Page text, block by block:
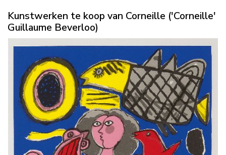
Kunstwerken te koop van Corneille ('Corneille'
Guillaume Beverloo)